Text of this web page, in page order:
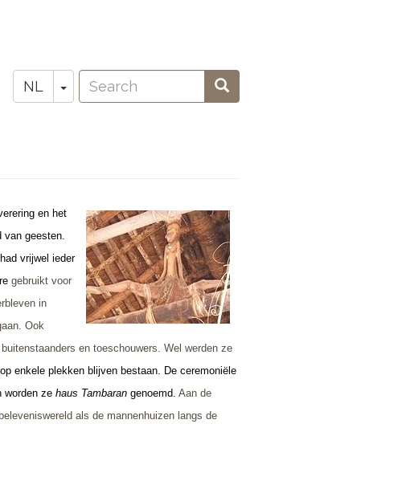
NL Toggle Dropdown
Zoeken
Search Search
en het
geesten.
vrijwel ieder
gebruikt voor
in
Ook
en toeschouwers. Wel werden ze
enkele plekken blijven bestaan. De ceremoniële
worden ze haus Tambaran genoemd. Aan de
als de mannenhuizen langs de